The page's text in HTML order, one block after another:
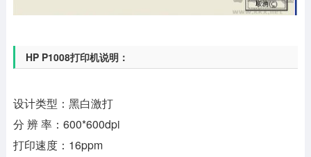
HP P1008打印机说明：
设计类型：黑白激打
分 辨 率：600*600dpi
打印速度：16ppm